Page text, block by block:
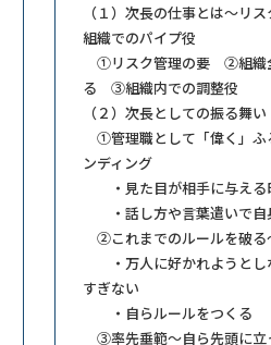
（１）次長の仕事とは～リ
組織でのパイプ役
①リスク管理の要 ②組織
る ③組織内での調整役
（２）次長としての振る舞い
①管理職として「偉く」ふ
ンディング
・見た目が相手に与える
・話し方や言葉遣いで自
②これまでのルールを破る
・万人に好かれようとし
すぎない
・自らルールをつくる
③率先垂範～自ら先頭に立